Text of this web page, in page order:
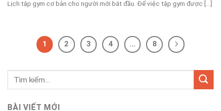
Lịch tập gym cơ bản cho người mới bắt đầu. Để việc tập gym được [...]
1 2 3 4 … 8
BÀI VIẾT MỚI